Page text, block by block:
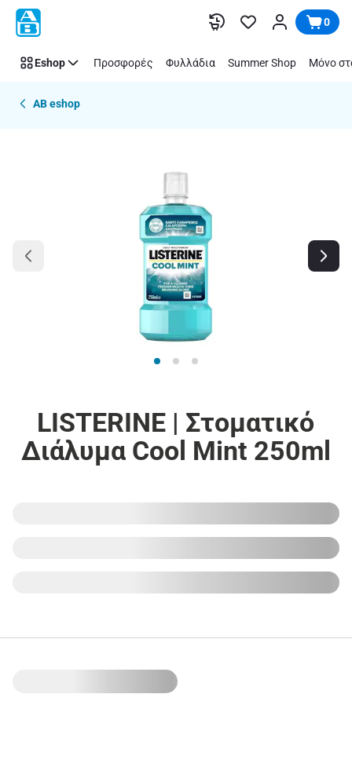
Παράλειψη 0
Eshop Προσφορές Φυλλάδια Summer Shop Μόνο
AB eshop
LISTERINE | Στοματικό
Διάλυμα Cool Mint 250ml